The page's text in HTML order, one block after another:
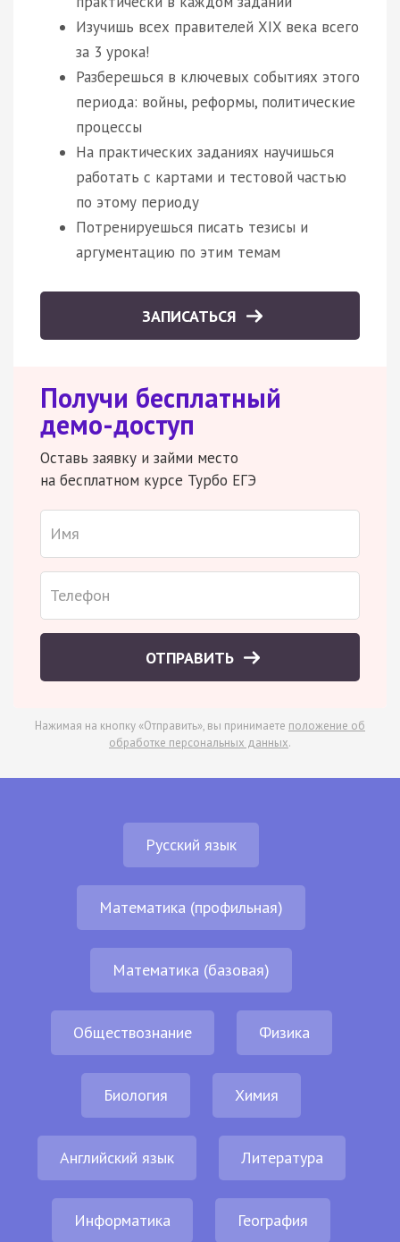
Изучишь всех правителей XIX века всего
за 3 урока!
Разберешься в ключевых событиях этого
периода: войны, реформы, политические
процессы
На практических заданиях научишься
работать с картами и тестовой частью
по этому периоду
Потренируешься писать тезисы и
аргументацию по этим темам
ЗАПИСАТЬСЯ
Получи бесплатный
демо-доступ
Оставь заявку и займи место
на бесплатном курсе Турбо ЕГЭ
ОТПРАВИТЬ
Нажимая на кнопку «Отправить», вы принимаете положение об
обработке персональных данных.
Русский язык
Математика (профильная)
Математика (базовая)
Обществознание Физика
Биология Химия
Английский язык Литература
Информатика География